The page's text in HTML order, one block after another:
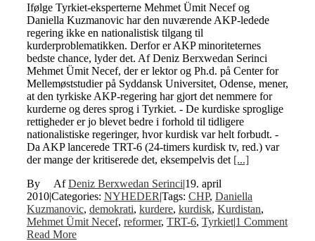
Ifølge Tyrkiet-eksperterne Mehmet Ümit Necef og
Daniella Kuzmanovic har den nuværende AKP-ledede
regering ikke en nationalistisk tilgang til
kurderproblematikken. Derfor er AKP minoriteternes
bedste chance, lyder det. Af Deniz Berxwedan Serinci
Mehmet Ümit Necef, der er lektor og Ph.d. på Center for
Mellemøststudier på Syddansk Universitet, Odense, mener,
at den tyrkiske AKP-regering har gjort det nemmere for
kurderne og deres sprog i Tyrkiet. - De kurdiske sproglige
rettigheder er jo blevet bedre i forhold til tidligere
nationalistiske regeringer, hvor kurdisk var helt forbudt. -
Da AKP lancerede TRT-6 (24-timers kurdisk tv, red.) var
der mange der kritiserede det, eksempelvis det [...]
By
Deniz Berxwedan Serinci|19. april
2010|Categories: NYHEDER|Tags: CHP, Daniella
Kuzmanovic, demokrati, kurdere, kurdisk, Kurdistan,
Mehmet Ümit Necef, reformer, TRT-6, Tyrkiet|1 Comment
Read More